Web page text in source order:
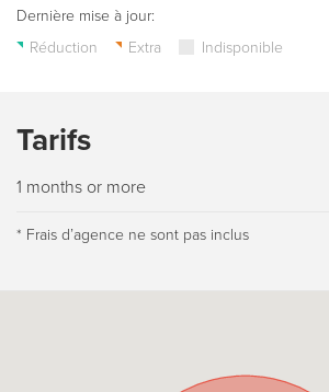
Dernière mise à jour:
Réduction
Extra Indisponible
Tarifs
1 months or more
* Frais dʼagence ne sont pas inclus